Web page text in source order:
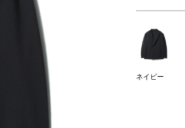
ネイビー